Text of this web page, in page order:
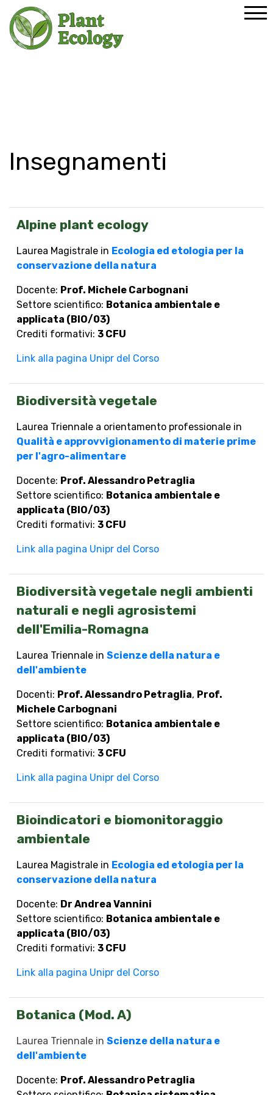
Home Formazione
Insegnamenti
Alpine plant ecology
Laurea Magistrale in Ecologia ed etologia per la
conservazione della natura
Docente: Prof. Michele Carbognani
Settore scientifico: Botanica ambientale e
applicata (BIO/03)
Crediti formativi: 3 CFU
Link alla pagina Unipr del Corso
Biodiversità vegetale
Laurea Triennale a orientamento professionale in
Qualità e approvvigionamento di materie prime
per l'agro-alimentare
Docente: Prof. Alessandro Petraglia
Settore scientifico: Botanica ambientale e
applicata (BIO/03)
Crediti formativi: 3 CFU
Link alla pagina Unipr del Corso
Biodiversità vegetale negli ambienti
naturali e negli agrosistemi
dell'Emilia-Romagna
Laurea Triennale in Scienze della natura e
dell'ambiente
Docenti: Prof. Alessandro Petraglia, Prof.
Michele Carbognani
Settore scientifico: Botanica ambientale e
applicata (BIO/03)
Crediti formativi: 3 CFU
Link alla pagina Unipr del Corso
Bioindicatori e biomonitoraggio
ambientale
Laurea Magistrale in Ecologia ed etologia per la
conservazione della natura
Docente: Dr Andrea Vannini
Settore scientifico: Botanica ambientale e
applicata (BIO/03)
Crediti formativi: 3 CFU
Link alla pagina Unipr del Corso
Botanica (Mod. A)
Laurea Triennale in Scienze della natura e
dell'ambiente
Docente: Prof. Alessandro Petraglia